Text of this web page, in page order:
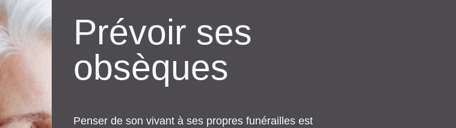
Prévoir ses
obsèques
Penser de son vivant à ses propres funérailles est